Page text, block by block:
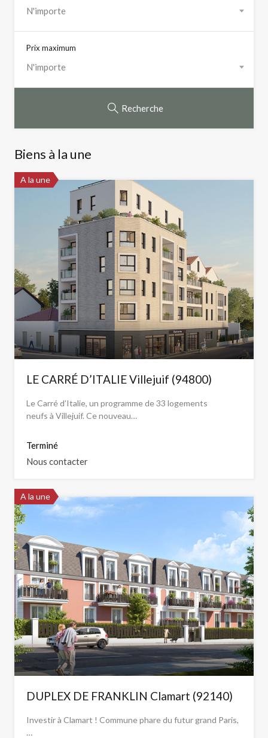
N'importe
Prix maximum
N'importe
Recherche
Biens à la une
A la une
LE CARRÉ D’ITALIE Villejuif (94800)
Le Carré d’Italie, un programme de 33 logements
neufs à Villejuif. Ce nouveau…
Terminé
Nous contacter
A la une
DUPLEX DE FRANKLIN Clamart (92140)
Investir à Clamart ! Commune phare du futur grand Paris,
…